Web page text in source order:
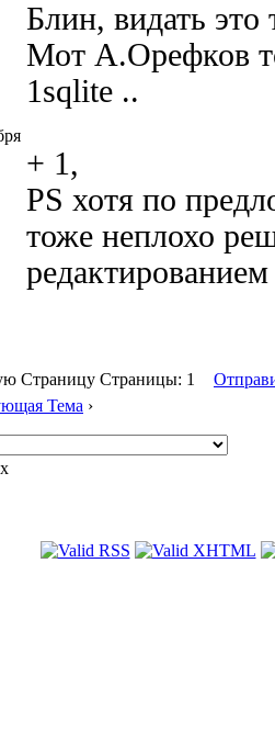
Блин, видать это
Мот А.Орефков
1sqlite ..
+ 1,
PS хотя по
тоже неплохо
Страницы: 1
Тема ›